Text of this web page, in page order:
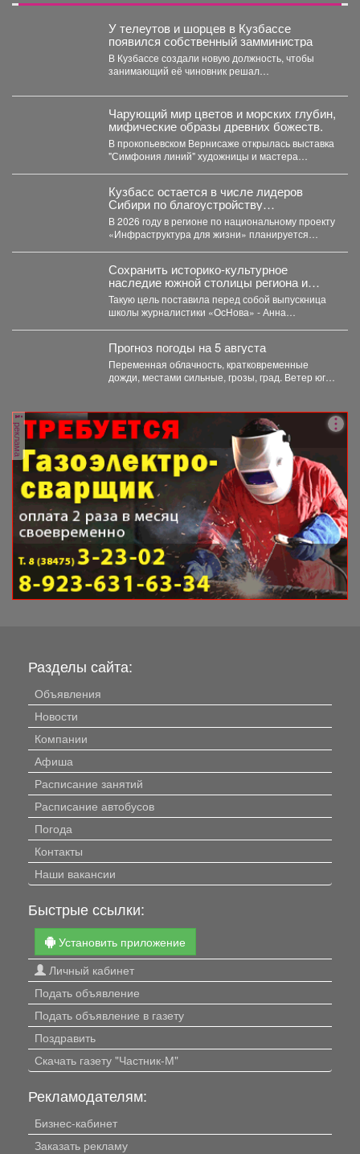
У телеутов и шорцев в Кузбассе
появился собственный замминистра
В Кузбассе создали новую должность, чтобы
занимающий её чиновник решал
назначен...
Чарующий мир цветов и морских глубин,
мифические образы древних божеств.
В прокопьевском Вернисаже открылась выставка
"Симфония линий" художницы и мастера
Кузбасс остается в числе лидеров
Сибири по благоустройству
общественных пространств.
В 2026 году в регионе по национальному проекту
«Инфраструктура для жизни» планируется
Сохранить историко-культурное
наследие южной столицы региона и
создать доступную среду.
Такую цель поставила перед собой выпускница
школы журналистики «ОсНова» - Анна
Прогноз погоды на 5 августа
Переменная облачность, кратковременные
дожди, местами сильные, грозы, град. Ветер юго-
реклама
Разделы сайта:
Объявления
Новости
Компании
Афиша
Расписание занятий
Расписание автобусов
Погода
Контакты
Наши вакансии
Быстрые ссылки:
Установить приложение
Личный кабинет
Подать объявление
Подать объявление в газету
Поздравить
Скачать газету "Частник-М"
Рекламодателям:
Бизнес-кабинет
Заказать рекламу